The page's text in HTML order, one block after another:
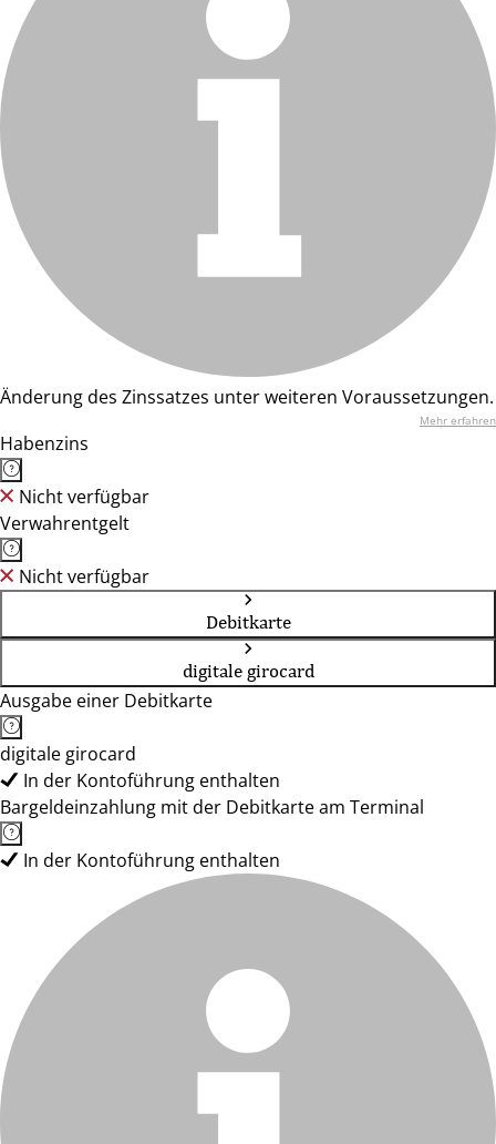
Änderung des Zinssatzes unter weiteren Voraussetzungen.
Mehr erfahren
Habenzins
Nicht verfügbar
Verwahrentgelt
Nicht verfügbar
Debitkarte
digitale girocard
Ausgabe einer Debitkarte
digitale girocard
In der Kontoführung enthalten
Bargeldeinzahlung mit der Debitkarte am Terminal
In der Kontoführung enthalten